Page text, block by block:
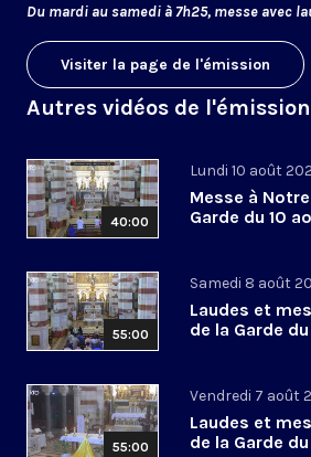
Du mardi au samedi à 7h25, messe avec
Visiter la page de l'émission
Autres vidéos de l'émission
40:00
Lundi 10 août
Messe à
Garde du 10
55:00
Samedi 8 août
Laudes et
de la Garde
55:00
Vendredi 7 août
Laudes et
de la Garde